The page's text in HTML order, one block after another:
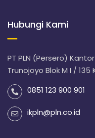
Hubungi Kami
PT PLN (Persero)
Trunojoyo Blok M I /
0851 123 900 901
ikpln@pln.co.id